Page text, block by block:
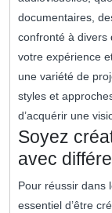
documentaires,
confronté à divers
votre expérience
une variété de
styles et
d’acquérir une
Soyez
avec
Pour réussir dans
essentiel d’être